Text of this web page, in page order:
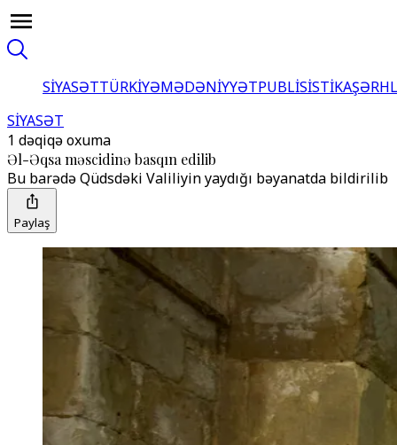
SİYASƏTTÜRKİYƏMƏDƏNİYYƏTPUBLİSİSTİKA
SİYASƏT
1 dəqiqə oxuma
Əl-Əqsa məscidinə basqın edilib
Bu barədə Qüdsdəki Valiliyin yaydığı bəyanatda bildirilib
Paylaş